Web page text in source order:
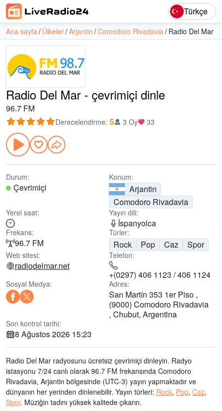
Türkçe
Ana sayfa Ülkeler Arjantin Comodoro Rivadavia Radio Del Mar
Radio Del Mar - çevrimiçi dinle
96.7 FM
Derecelendirme: 5 3 Oy 33
Durum:
Çevrimiçi
Konum:
Arjantin
Comodoro Rivadavia
Yerel saat: Yayın dili:
İspanyolca
Frekans:
96.7 FM
Türler:
Rock Pop Caz Spor
Web sitesi:
radiodelmar.net
Telefon:
+(0297) 406 1123 / 406 1124
Sosyal Medya: Adres:
San Martín 353 1er Piso ,
(9000) Comodoro Rivadavia
, Chubut, Argentina
Son kontrol tarihi:
8 Ağustos 2026 15:23
Radio Del Mar radyosunu ücretsiz çevrimiçi dinleyin. Radyo
istasyonu 7/24 canlı olarak 96.7 FM frekansında Comodoro
Rivadavia, Arjantin bölgesinde (UTC-3) yayın yapmaktadır ve
dünyanın her yerinden dinlenebilir. Yayın türleri: Rock, Pop, Caz,
Spor. Müziğin tadını yüksek kalitede çıkarın.